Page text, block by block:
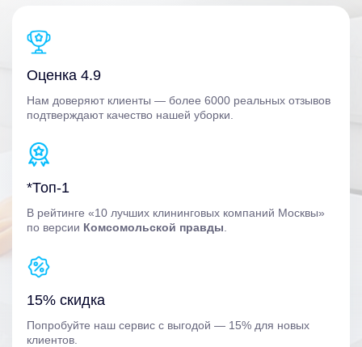
Оценка 4.9
Нам доверяют клиенты — более 6000 реальных отзывов
подтверждают качество нашей уборки.
*Топ-1
В рейтинге «10 лучших клининговых компаний Москвы»
по версии Комсомольской правды
15% скидка
Попробуйте наш сервис с выгодой — 15% для новых
клиентов.